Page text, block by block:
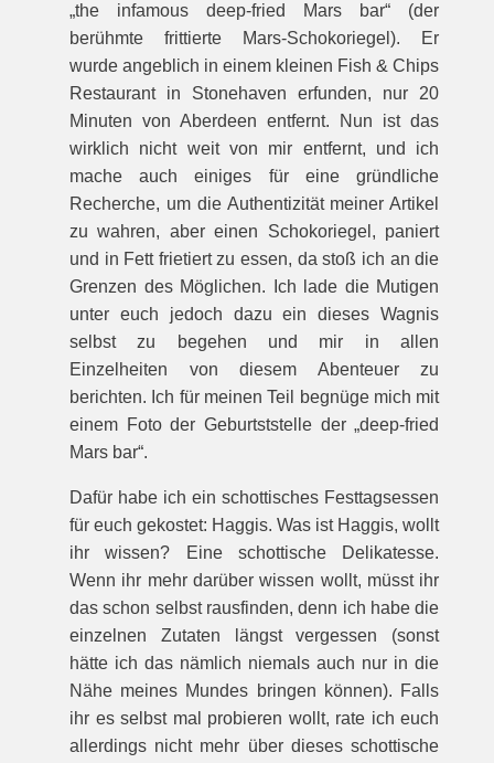
„the infamous deep-fried Mars bar“ (der
berühmte frittierte Mars-Schokoriegel). Er
wurde angeblich in einem kleinen Fish & Chips
Restaurant in Stonehaven erfunden, nur 20
Minuten von Aberdeen entfernt. Nun ist das
wirklich nicht weit von mir entfernt, und ich
mache auch einiges für eine gründliche
Recherche, um die Authentizität meiner Artikel
zu wahren, aber einen Schokoriegel, paniert
und in Fett frietiert zu essen, da stoß ich an die
Grenzen des Möglichen. Ich lade die Mutigen
unter euch jedoch dazu ein dieses Wagnis
selbst zu begehen und mir in allen
Einzelheiten von diesem Abenteuer zu
berichten. Ich für meinen Teil begnüge mich mit
einem Foto der Geburtststelle der „deep-fried
Mars bar“.
Dafür habe ich ein schottisches Festtagsessen
für euch gekostet: Haggis. Was ist Haggis, wollt
ihr wissen? Eine schottische Delikatesse.
Wenn ihr mehr darüber wissen wollt, müsst ihr
das schon selbst rausfinden, denn ich habe die
einzelnen Zutaten längst vergessen (sonst
hätte ich das nämlich niemals auch nur in die
Nähe meines Mundes bringen können). Falls
ihr es selbst mal probieren wollt, rate ich euch
allerdings nicht mehr über dieses schottische